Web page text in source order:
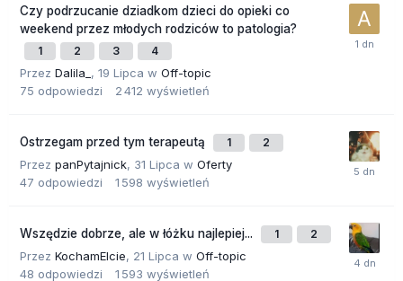
Czy podrzucanie dziadkom dzieci do opieki co
weekend przez młodych rodziców to patologia?
1 2 3 4
Przez Dalila_ , 19 Lipca w Off-topic
75 odpowiedzi 2 412 wyświetleń
Ostrzegam przed tym terapeutą 1 2
Przez panPytajnick, 31 Lipca w Oferty
47 odpowiedzi 1 598 wyświetleń
Wszędzie dobrze, ale w łóżku najlepiej... 1 2
Przez KochamElcie, 21 Lipca w Off-topic
48 odpowiedzi 1 593 wyświetleń